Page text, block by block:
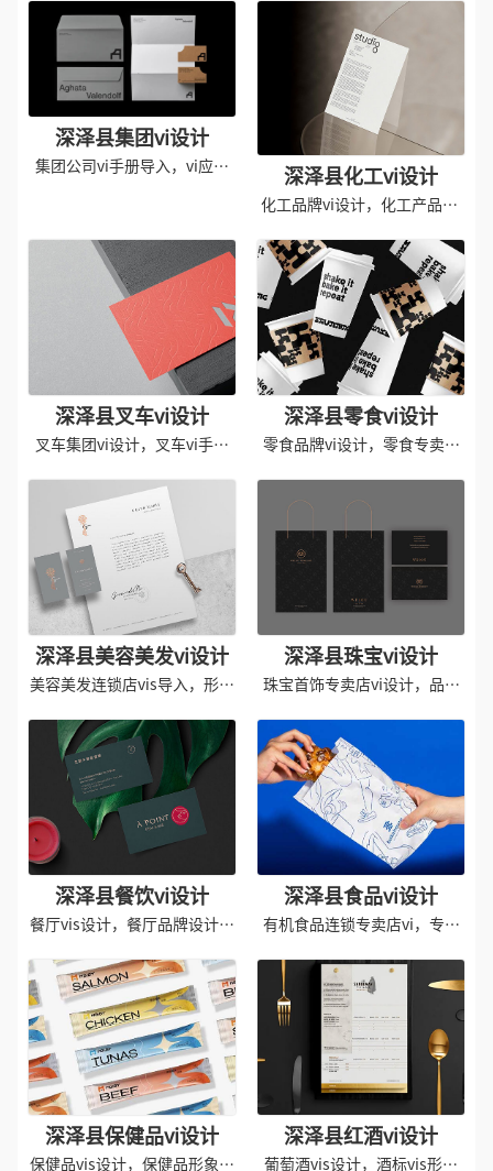
深泽县集团vi设计
集团公司vi手册导入，vi应用
深泽县化工vi设计
化工品牌vi设计，化工产品vis
深泽县叉车vi设计
叉车集团vi设计，叉车vi手册
深泽县零食vi设计
零食品牌vi设计，零食专卖店
深泽县美容美发vi设计
美容美发连锁店vis导入，形象
深泽县珠宝vi设计
珠宝首饰专卖店vi设计，品牌
深泽县餐饮vi设计
餐厅vis设计，餐厅品牌设计设
深泽县食品vi设计
有机食品连锁专卖店vi，专卖
深泽县保健品vi设计
保健品vis设计，保健品形象导
深泽县红酒vi设计
葡萄酒vis设计，酒标vis形象